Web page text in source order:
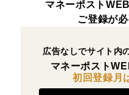
マネーポスト
ご登録が
広告なしでサイト内
マネーポスト
初回登録月